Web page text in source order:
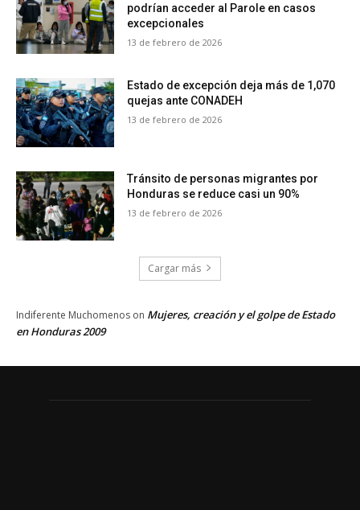
podrían acceder al Parole en casos
excepcionales
13 de febrero de 2026
Estado de excepción deja más de 1,070
quejas ante CONADEH
13 de febrero de 2026
Tránsito de personas migrantes por
Honduras se reduce casi un 90%
13 de febrero de 2026
Cargar más
Indiferente Muchomenos on Mujeres, creación y el golpe de Estado
en Honduras 2009